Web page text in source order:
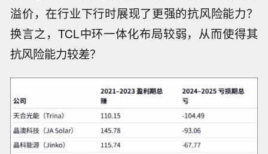
溢价，在行业下行时展现了更强的抗风险能力？
换言之，TCL中环一体化布局较弱，从而使得其
抗风险能力较差？